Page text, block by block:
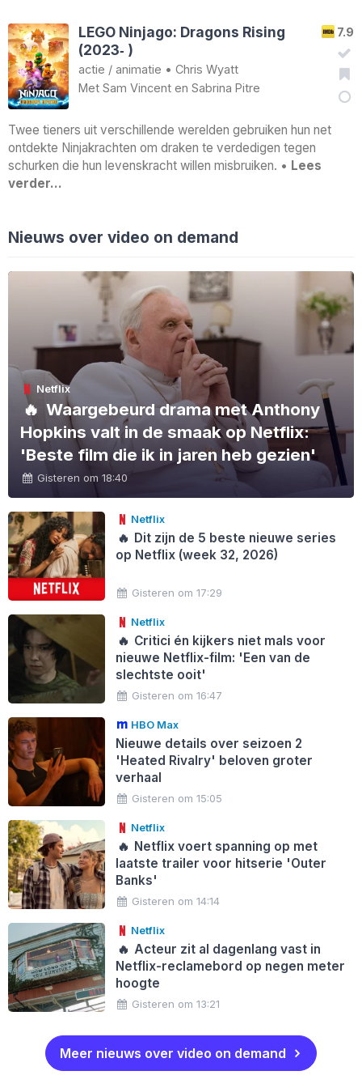
7.9
LEGO Ninjago: Dragons Rising
(2023‑ )
actie / animatie • Chris Wyatt
Met Sam Vincent en Sabrina Pitre
Twee tieners uit verschillende werelden gebruiken hun net
ontdekte Ninjakrachten om draken te verdedigen tegen
schurken die hun levenskracht willen misbruiken. • Lees
verder…
Nieuws over video on demand
Netflix
🔥 Waargebeurd drama met Anthony
Hopkins valt in de smaak op Netflix:
'Beste film die ik in jaren heb gezien'
Gisteren om 18:40
Netflix
🔥 Dit zijn de 5 beste nieuwe series
op Netflix (week 32, 2026)
Gisteren om 17:29
Netflix
🔥 Critici én kijkers niet mals voor
nieuwe Netflix-film: 'Een van de
slechtste ooit'
Gisteren om 16:47
HBO Max
Nieuwe details over seizoen 2
'Heated Rivalry' beloven groter
verhaal
Gisteren om 15:05
Netflix
🔥 Netflix voert spanning op met
laatste trailer voor hitserie 'Outer
Banks'
Gisteren om 14:14
Netflix
🔥 Acteur zit al dagenlang vast in
Netflix-reclamebord op negen meter
hoogte
Gisteren om 13:21
Meer nieuws over video on demand